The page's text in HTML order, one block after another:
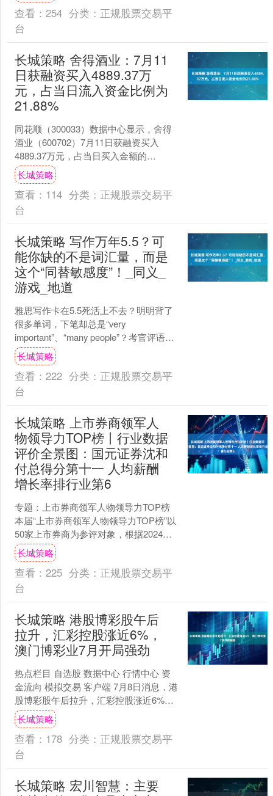
查看： 254 分类： 正规股票交易平
台
长城策略 舍得酒业：7月11
日获融资买入4889.37万
元，占当日流入资金比例为
21.88%
同花顺（300033）数据中心显示，舍得
酒业（600702）7月11日获融资买入
4889.37万元，占当日买入金额的
21.88%，当前融资余额14.64亿元，占....
长城策略
查看： 114 分类： 正规股票交易平
台
长城策略 写作万年5.5？可
能你缺的不是词汇量，而是
这个“同替敏感度”！_同义_
游戏_地道
雅思写作卡在5.5死活上不去？明明背了
很多单词，下笔却总是“very
important”、“many people”？考官评语常
写“lexical resou....
长城策略
查看： 222 分类： 正规股票交易平
台
长城策略 上市券商领军人
物领导力TOP榜丨行业数据
评价全景图：国元证券沈和
付总得分第十一 人均薪酬
增长率排行业第6
专题：上市券商领军人物领导力TOP榜
本届“上市券商领军人物领导力TOP榜”以
50家上市券商为参评对象，根据2024年
度营收规模进行排序，将参评券商划分
为综合性....
长城策略
查看： 225 分类： 正规股票交易平
台
长城策略 港股博彩股午后
拉升，汇彩控股涨近6%，
澳门博彩业7月开局强劲
热点栏目 自选股 数据中心 行情中心 资
金流向 模拟交易 客户端 7月8日消息，港
股博彩股午后拉升，汇彩控股涨近6%，
永利澳门涨超4%。 麦格理发表研究报告
指，....
长城策略
查看： 178 分类： 正规股票交易平
台
长城策略 宏川智慧：主要